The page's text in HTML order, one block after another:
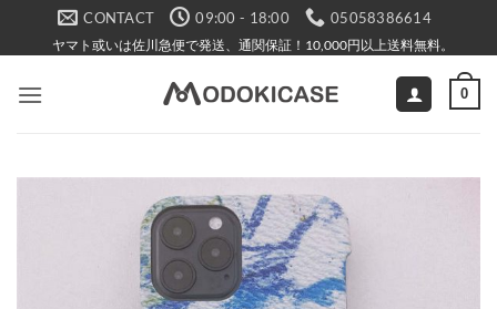
CONTACT 09:00 - 18:00 05058386614
ヤマト或いは佐川急便で発送、通関保証！10,000円以上送料無料。
0